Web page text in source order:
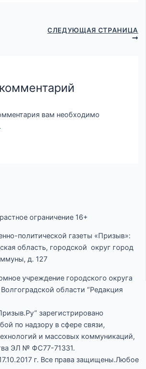
СЛЕДУЮЩАЯ СТРАНИЦА
вам необходимо
.
ограничение 16+
политической газеты «Призыв»:
область, городской округ город
д. 127
учреждение городского округа
области “Редакция
зарегистрировано
по надзору в сфере связи,
и массовых коммуникаций,
ЭЛ № ФС77-71331.
г. Все права защищены.Любое